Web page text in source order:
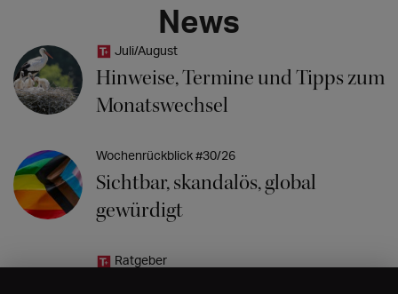
News
Juli/August
Hinweise, Termine und Tipps zum
Monatswechsel
Wochenrückblick #30/26
Sichtbar, skandalös, global
gewürdigt
Ratgeber